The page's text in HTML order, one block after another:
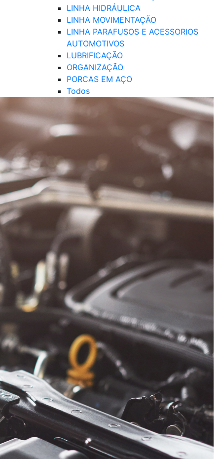
LINHA HIDRÁULICA
LINHA MOVIMENTAÇÃO
LINHA PARAFUSOS E ACESSORIOS
AUTOMOTIVOS
LUBRIFICAÇÃO
ORGANIZAÇÃO
PORCAS EM AÇO
Todos